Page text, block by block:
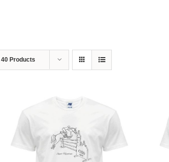
40 Products